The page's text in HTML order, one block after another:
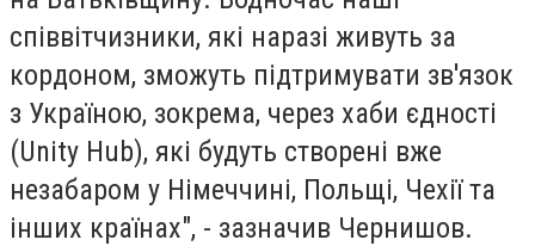
співвітчизники, які наразі живуть за
кордоном, зможуть підтримувати зв'язок
з Україною, зокрема, через хаби єдності
(Unity Hub), які будуть створені вже
незабаром у Німеччині, Польщі, Чехії та
інших країнах", - зазначив Чернишов.